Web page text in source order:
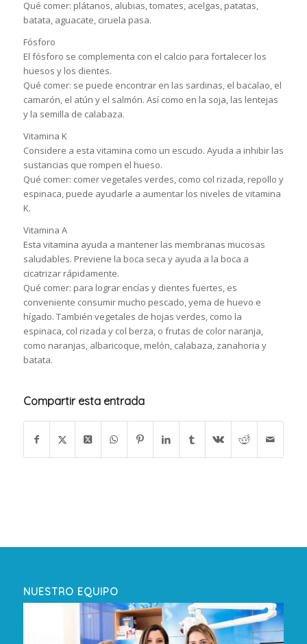
Qué comer: plátanos, alubias, tomates, acelgas, patatas,
batata, aguacate, ciruela pasa.
Fósforo
El fósforo se complementa con el calcio para fortalecer los
huesos y los dientes.
Qué comer: se puede encontrar en las sardinas, el bacalao, el
camarón, el atún y el salmón. Así como en la soja, las lentejas
y la semilla de calabaza.
Vitamina K
Considere a esta vitamina como un escudo. Ayuda a inhibir las
sustancias que rompen el hueso.
Qué comer: comer vegetales verdes, como col rizada, repollo y
espinaca, puede ayudarle a aumentar los niveles de vitamina
K.
Vitamina A
Esta vitamina ayuda a mantener las membranas mucosas
saludables. Previene la boca seca y ayuda a la boca a
cicatrizar rápidamente.
Qué comer: para lograr encías y dientes fuertes, es
conveniente consumir mucho pescado, yema de huevo e
hígado. También vegetales de hojas verdes, como la
espinaca, col rizada y col berza, o frutas de color naranja,
como naranjas, albaricoque, melón, calabaza, zanahoria y
batata.
Compartir esta entrada
NUESTRO EQUIPO